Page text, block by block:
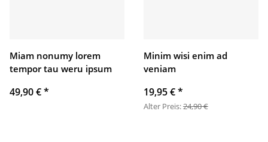
Miam nonumy lorem
tempor tau weru ipsum
49,90 €*
Minim wisi enim ad
veniam
19,95 €*
Alter Preis:24,90 €